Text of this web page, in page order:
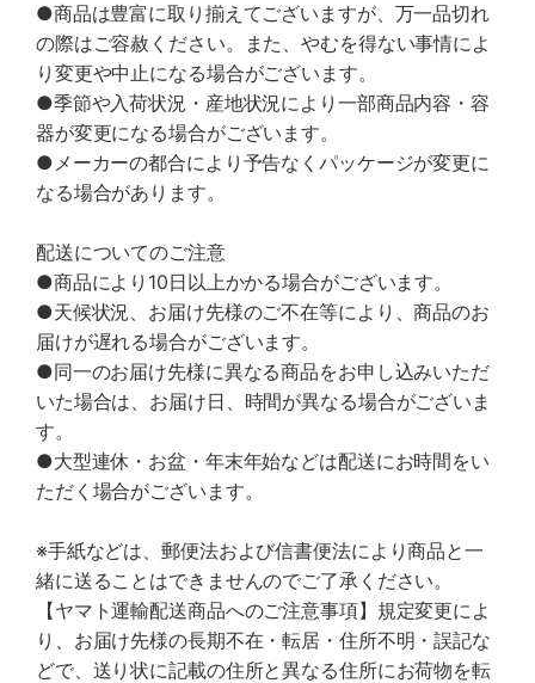
●商品は豊富に取り揃えてございますが、万一品切れ
の際はご容赦ください。また、やむを得ない事情によ
り変更や中止になる場合がございます。
●季節や入荷状況・産地状況により一部商品内容・容
器が変更になる場合がございます。
●メーカーの都合により予告なくパッケージが変更に
なる場合があります。
配送についてのご注意
●商品により10日以上かかる場合がございます。
●天候状況、お届け先様のご不在等により、商品のお
届けが遅れる場合がございます。
●同一のお届け先様に異なる商品をお申し込みいただ
いた場合は、お届け日、時間が異なる場合がございま
す。
●大型連休・お盆・年末年始などは配送にお時間をい
ただく場合がございます。
※手紙などは、郵便法および信書便法により商品と一
緒に送ることはできませんのでご了承ください。
【ヤマト運輸配送商品へのご注意事項】規定変更によ
り、お届け先様の長期不在・転居・住所不明・誤記な
どで、送り状に記載の住所と異なる住所にお荷物を転